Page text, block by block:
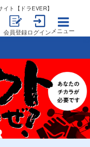
ト【ドラEVER】
会員登録ログイン メニュー